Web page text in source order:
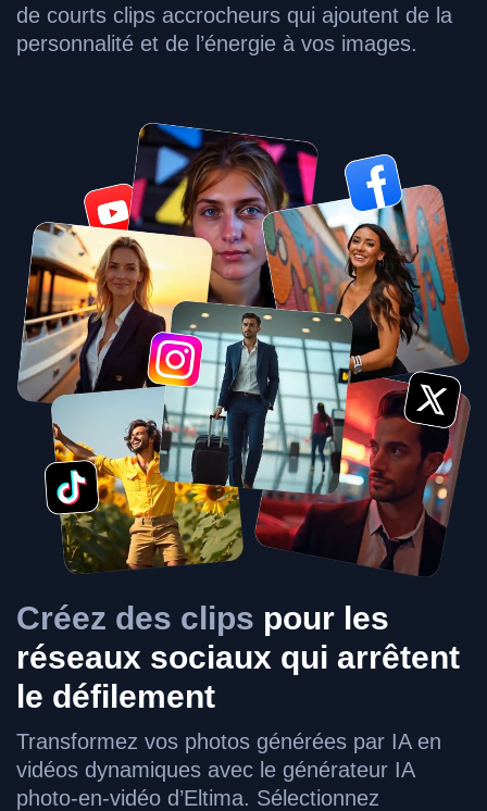
de courts clips accrocheurs qui ajoutent de la
personnalité et de l’énergie à vos images.
Créez des clips pour les
réseaux sociaux qui arrêtent
le défilement
Transformez vos photos générées par IA en
vidéos dynamiques avec le générateur IA
photo-en-vidéo d’Eltima. Sélectionnez